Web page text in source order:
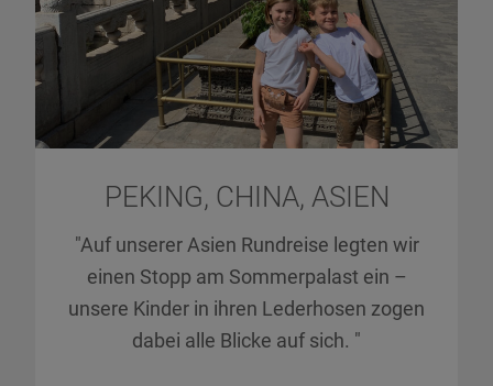
PEKING, CHINA, ASIEN
"Auf unserer Asien Rundreise legten wir
einen Stopp am Sommerpalast ein –
unsere Kinder in ihren Lederhosen zogen
dabei alle Blicke auf sich. "